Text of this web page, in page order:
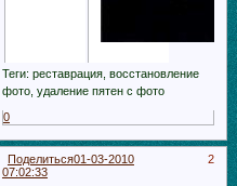
Теги: реставрация, восстановление
фото, удаление пятен с фото
0
Поделиться 2
01-03-2010
07:02:33